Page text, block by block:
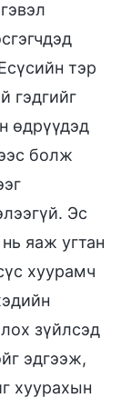
тэр
гэдгийг
өдрүүдэд
болж
Эс
яаж угтан
хуурамч
зүйлсэд
эдгээж,
хуурахын